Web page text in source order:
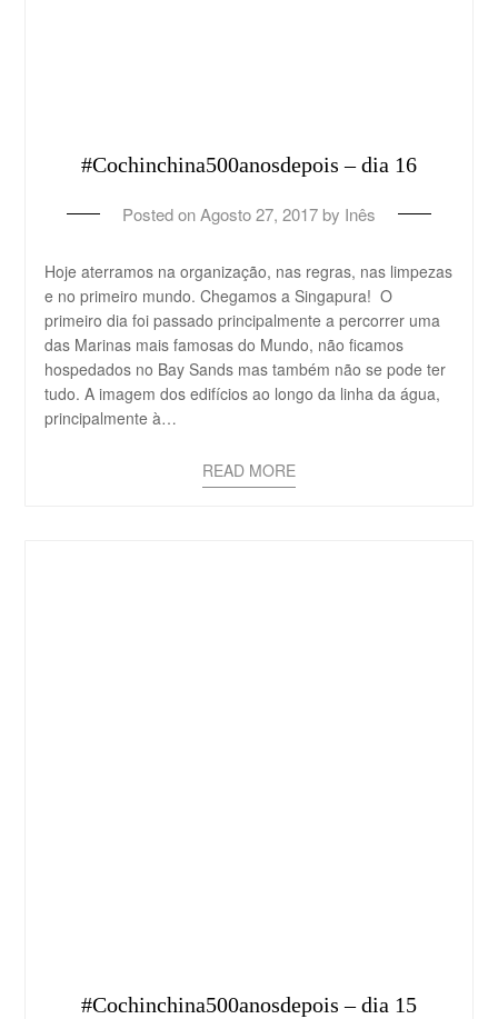
#Cochinchina500anosdepois – dia 16
Posted onAgosto 27, 2017 by Inês
Hoje aterramos na organização, nas regras, nas limpezas
e no primeiro mundo. Chegamos a Singapura! O
primeiro dia foi passado principalmente a percorrer uma
das Marinas mais famosas do Mundo, não ficamos
hospedados no Bay Sands mas também não se pode ter
tudo. A imagem dos edifícios ao longo da linha da água,
principalmente à…
READ MORE
#Cochinchina500anosdepois – dia 15